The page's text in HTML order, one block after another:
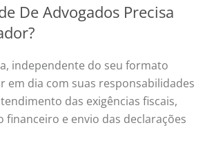
De Advogados Precisa
independente do seu formato
em dia com suas responsabilidades
das exigências fiscais,
financeiro e envio das declarações